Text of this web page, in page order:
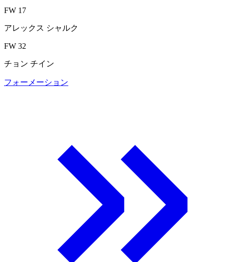
FW 17
アレックス シャルク
FW 32
チョン チイン
フォーメーション